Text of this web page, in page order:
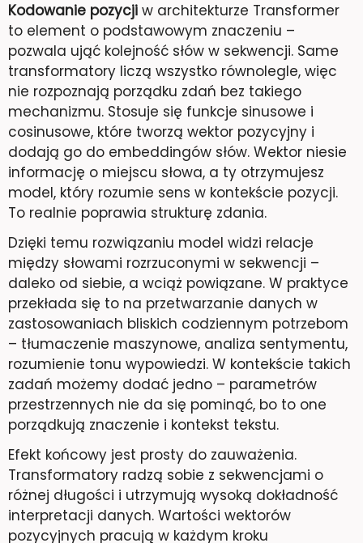
Kodowanie pozycji w architekturze Transformer
to element o podstawowym znaczeniu –
pozwala ująć kolejność słów w sekwencji. Same
transformatory liczą wszystko równolegle, więc
nie rozpoznają porządku zdań bez takiego
mechanizmu. Stosuje się funkcje sinusowe i
cosinusowe, które tworzą wektor pozycyjny i
dodają go do embeddingów słów. Wektor niesie
informację o miejscu słowa, a ty otrzymujesz
model, który rozumie sens w kontekście pozycji.
To realnie poprawia strukturę zdania.
Dzięki temu rozwiązaniu model widzi relacje
między słowami rozrzuconymi w sekwencji –
daleko od siebie, a wciąż powiązane. W praktyce
przekłada się to na przetwarzanie danych w
zastosowaniach bliskich codziennym potrzebom
– tłumaczenie maszynowe, analiza sentymentu,
rozumienie tonu wypowiedzi. W kontekście takich
zadań możemy dodać jedno – parametrów
przestrzennych nie da się pominąć, bo to one
porządkują znaczenie i kontekst tekstu.
Efekt końcowy jest prosty do zauważenia.
Transformatory radzą sobie z sekwencjami o
różnej długości i utrzymują wysoką dokładność
interpretacji danych. Wartości wektorów
pozycyjnych pracują w każdym kroku